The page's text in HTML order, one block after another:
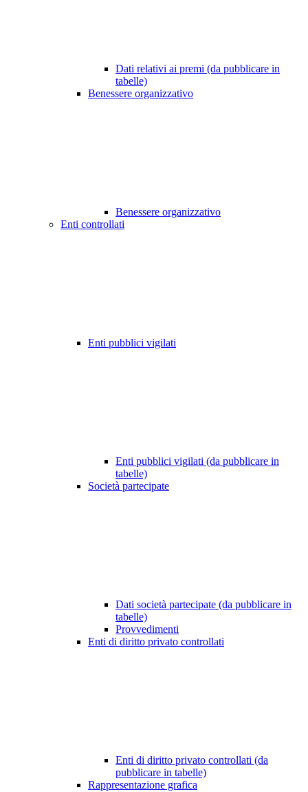
Dati relativi ai premi (da pubblicare in
tabelle)
Benessere organizzativo
Benessere organizzativo
Enti controllati
Enti pubblici vigilati
Enti pubblici vigilati (da pubblicare in
tabelle)
Società partecipate
Dati società partecipate (da pubblicare in
tabelle)
Provvedimenti
Enti di diritto privato controllati
Enti di diritto privato controllati (da
pubblicare in tabelle)
Rappresentazione grafica